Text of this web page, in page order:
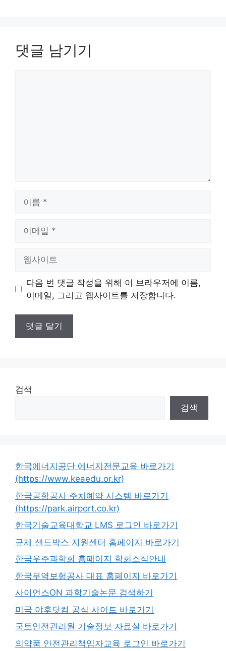
댓글 남기기
트
다음 번 댓글 작성을 위해 이 브라우저에 이름,
이메일, 그리고 웹사이트를 저장합니다.
검색
검색
한국에너지공단 에너지전문교육 바로가기
(https://www.keaedu.or.kr)
한국공항공사 주차예약 시스템 바로가기
(https://park.airport.co.kr)
한국기술교육대학교 LMS 로그인 바로가기
규제 샌드박스 지원센터 홈페이지 바로가기
한국우주과학회 홈페이지 학회소식안내
한국무역보험공사 대표 홈페이지 바로가기
사이언스ON 과학기술논문 검색하기
미국 야후닷컴 공식 사이트 바로가기
국토안전관리원 기술정보 자료실 바로가기
의약품 안전관리책임자교육 로그인 바로가기